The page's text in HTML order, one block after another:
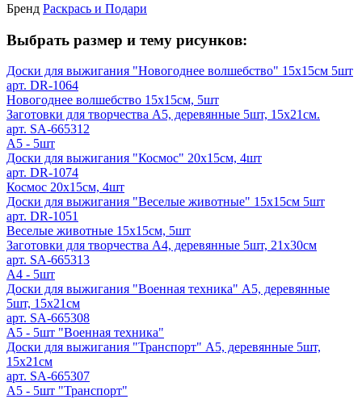
Бренд Раскрась и Подари
Выбрать размер и тему рисунков:
Доски для выжигания "Новогоднее волшебство" 15х15см 5шт
арт. DR-1064
Новогоднее волшебство 15х15см, 5шт
Заготовки для творчества А5, деревянные 5шт, 15х21см.
арт. SA-665312
А5 - 5шт
Доски для выжигания "Космос" 20х15см, 4шт
арт. DR-1074
Космос 20х15см, 4шт
Доски для выжигания "Веселые животные" 15х15см 5шт
арт. DR-1051
Веселые животные 15х15см, 5шт
Заготовки для творчества А4, деревянные 5шт, 21х30см
арт. SA-665313
А4 - 5шт
Доски для выжигания "Военная техника" А5, деревянные
5шт, 15х21см
арт. SA-665308
А5 - 5шт "Военная техника"
Доски для выжигания "Транспорт" А5, деревянные 5шт,
15х21см
арт. SA-665307
А5 - 5шт "Транспорт"